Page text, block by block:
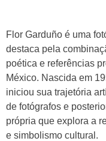
Flor Garduño é uma
destaca pela
poética e referências
México. Nascida em
iniciou sua trajetória
de fotógrafos e
própria que explora a
e simbolismo cultural.